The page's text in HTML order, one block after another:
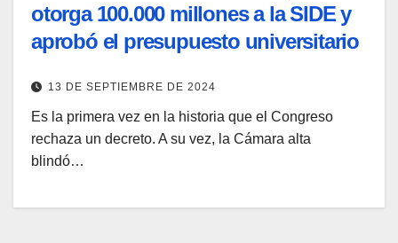
otorga 100.000 millones a la SIDE y
aprobó el presupuesto universitario
13 DE SEPTIEMBRE DE 2024
Es la primera vez en la historia que el Congreso
rechaza un decreto. A su vez, la Cámara alta
blindó…